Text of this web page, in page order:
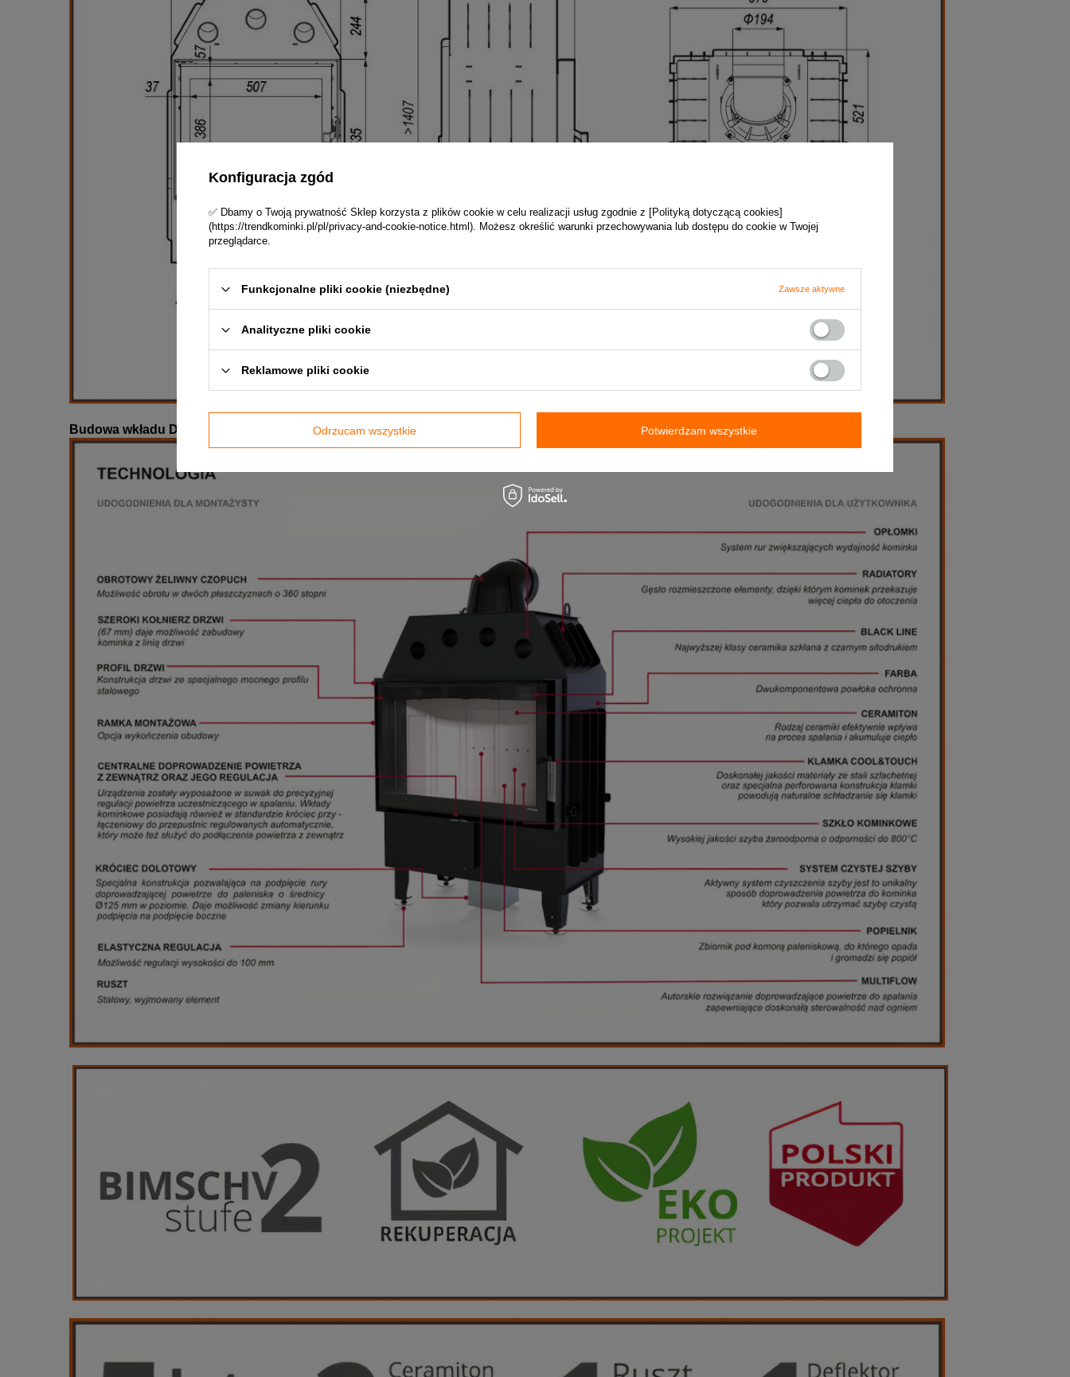
Budowa wkładu Defro Home INTRA:
Konfiguracja zgód
✅ Dbamy o Twoją prywatność Sklep korzysta z plików cookie w celu realizacji usług zgodnie z [Polityką dotyczącą cookies]
(https://trendkominki.pl/pl/privacy-and-cookie-notice.html). Możesz określić warunki przechowywania lub dostępu do cookie w Twojej
przeglądarce.
Funkcjonalne pliki cookie (niezbędne) Zawsze aktywne
Analityczne pliki cookie
Reklamowe pliki cookie
Odrzucam wszystkie Potwierdzam wszystkie